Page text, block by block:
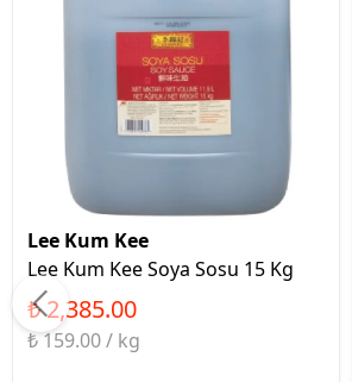
Lee Kum Kee
Lee Kum Kee Soya Sosu 15 Kg
₺ 2,385.00
₺ 159.00 / kg